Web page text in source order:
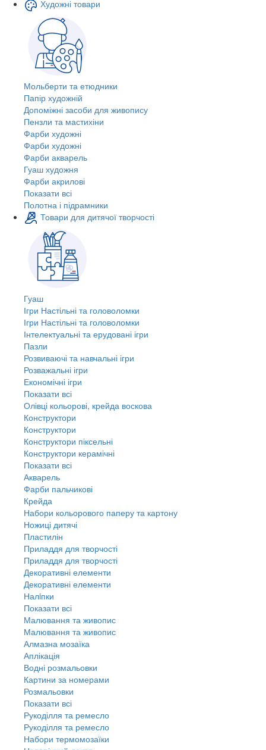
Художні товари
Мольберти та етюдники
Папір художній
Допоміжні засоби для живопису
Пензли та мастихіни
Фарби художні
Фарби художні
Фарби акварель
Гуаш художня
Фарби акрилові
Показати всі
Полотна і підрамники
Товари для дитячої творчості
Гуаш
Ігри Настільні та головоломки
Ігри Настільні та головоломки
Інтелектуальні та ерудовані ігри
Пазли
Розвиваючі та навчальні ігри
Розважальні ігри
Економічні ігри
Показати всі
Олівці кольорові, крейда воскова
Конструктори
Конструктори
Конструктори піксельні
Конструктори керамічні
Показати всі
Акварель
Фарби пальчикові
Крейда
Набори кольорового паперу та картону
Ножиці дитячі
Пластилін
Приладдя для творчості
Приладдя для творчості
Декоративні елементи
Декоративні елементи
Налiпки
Показати всі
Малювання та живопис
Малювання та живопис
Алмазна мозаїка
Аплікація
Водні розмальовки
Картини за номерами
Розмальовки
Показати всі
Рукоділля та ремесло
Рукоділля та ремесло
Набори термомозаїки